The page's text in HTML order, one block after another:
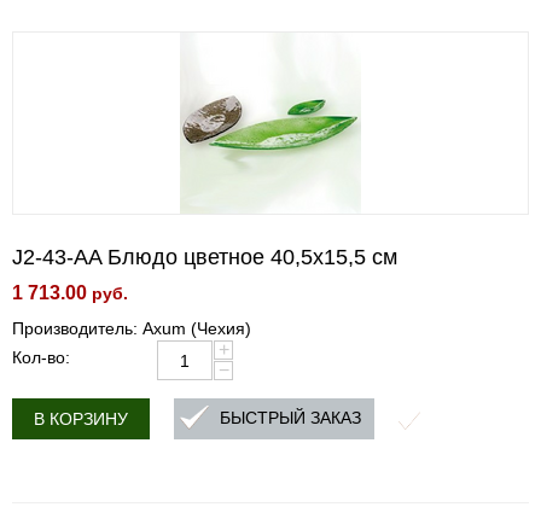
J2-43-AA Блюдо цветное 40,5х15,5 см
1 713.00 руб.
Производитель: Axum (Чехия)
Кол-во:
+
−
В КОРЗИНУ БЫСТРЫЙ ЗАКАЗ